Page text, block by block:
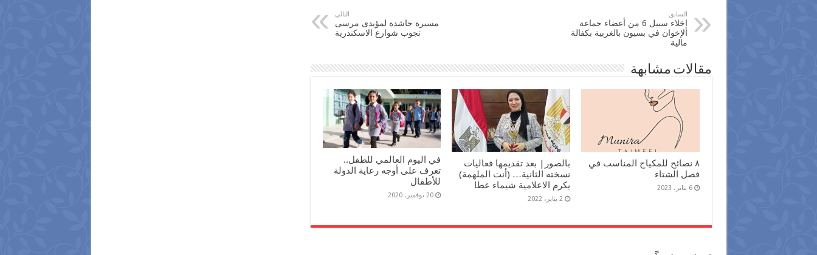
السابق
إخلاء سبيل 6 من أعضاء جماعة
الإخوان في بسيون بالغربية بكفالة
مالية
التالي
مسيرة حاشدة لمؤيدى مرسى
تجوب شوارع الاسكندرية
مقالات مشابهة
٨ نصائح للمكياج المناسب في
فصل الشتاء
6 يناير، 2023
بالصور| بعد تقديمها فعاليات
نسخته الثانية… (أنت الملهمة)
يكرم الاعلامية شيماء عطا
2 يناير، 2022
في اليوم العالمي للطفل..
تعرف على أوجه رعاية الدولة
للأطفال
20 نوفمبر، 2020